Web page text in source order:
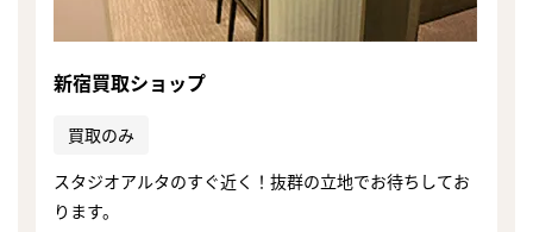
新宿買取ショップ
買取のみ
スタジオアルタのすぐ近く！抜群の立地でお待ちしてお
ります。